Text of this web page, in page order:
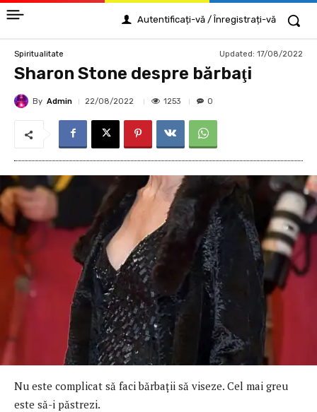
Autentificați-vă / Înregistrați-vă
Spiritualitate Updated: 17/08/2022
Sharon Stone despre bărbaţi
By Admin 22/08/2022 1253 0
Nu este complicat să faci bărbaţii să viseze. Cel mai greu
este să-i păstrezi.